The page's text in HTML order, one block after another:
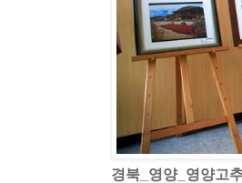
경북_영양_영양고